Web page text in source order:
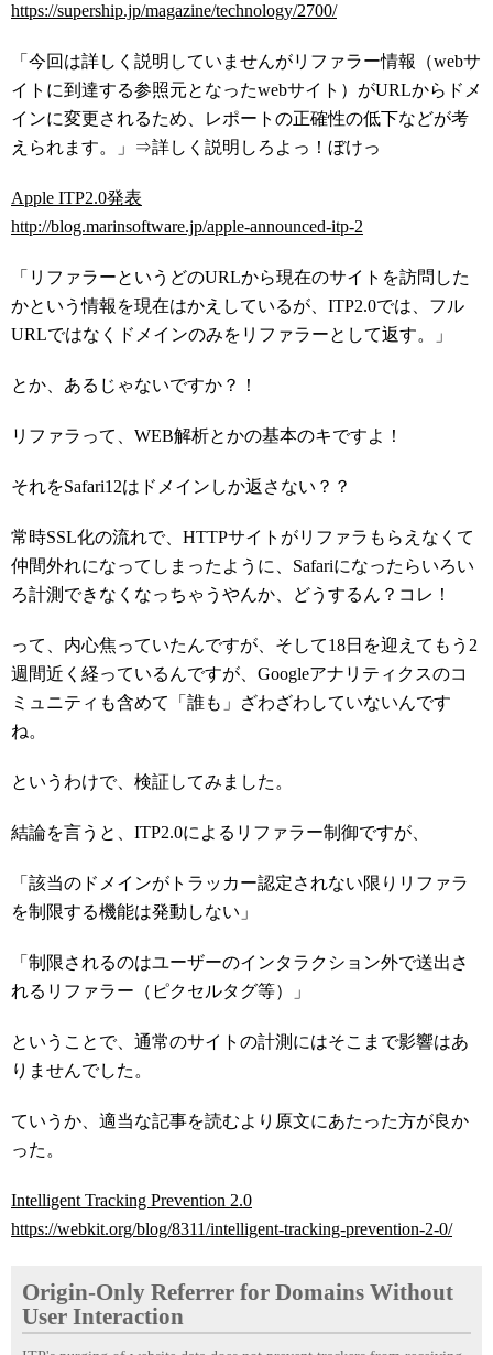
https://supership.jp/magazine/technology/2700/
「 今回は詳しく説明していませんがリファラー情報（webサ
イトに到達する参照元となったwebサイト）がURLからドメ
インに変更されるため、レポートの正確性の低下などが考
えられます。」
⇒詳しく説明しろよっ！ぼけっ
Apple ITP2.0発表
http://blog.marinsoftware.jp/apple-announced-itp-2
「リファラーというどのURLから現在のサイトを訪問した
かという情報を現在はかえしているが、ITP2.0では、フル
URLではなくドメインのみをリファラーとして返す。」
とか、あるじゃないですか？！
リファラって、WEB解析とかの基本のキですよ！
それをSafari12はドメインしか返さない？？
常時SSL化の流れで、HTTPサイトがリファラもらえなくて
仲間外れになってしまったように、Safariになったらいろい
ろ計測できなくなっちゃうやんか、どうするん？コレ！
って、内心焦っていたんですが、そして18日を迎えてもう2
週間近く経っているんですが、Googleアナリティクスのコ
ミュニティも含めて「誰も」ざわざわしていないんです
ね。
というわけで、検証してみました。
結論を言うと、ITP2.0によるリファラー制御ですが、
「該当のドメインがトラッカー認定されない限りリファラ
を制限する機能は発動しない」
「制限されるのはユーザーのインタラクション外で送出さ
れるリファラー（ピクセルタグ等）」
ということで、通常のサイトの計測にはそこまで影響はあ
りませんでした。
ていうか、適当な記事を読むより原文にあたった方が良か
った。
Intelligent Tracking Prevention 2.0
https://webkit.org/blog/8311/intelligent-tracking-prevention-2-0/
Origin-Only Referrer for Domains Without
User Interaction